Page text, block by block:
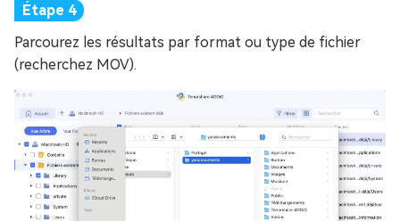
Parcourez les résultats par format ou type de fichier
(recherchez MOV).